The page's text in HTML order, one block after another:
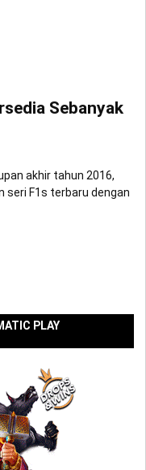
Sebanyak
akhir tahun 2016,
seri F1s terbaru dengan
PLAY